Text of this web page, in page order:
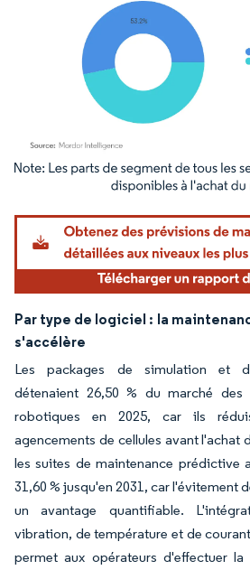
Image © Mordor Intelligence. La réutilisation
Par type de logiciel : la
s'accélère
Les packages de simulation et
détenaient 26,50 % du marché des
robotiques en 2025, car ils
agencements de cellules avant l'achat
les suites de maintenance prédictive
31,60 % jusqu'en 2031, car l'évitement
un avantage quantifiable.
vibration, de température et de
permet aux opérateurs d'effectuer